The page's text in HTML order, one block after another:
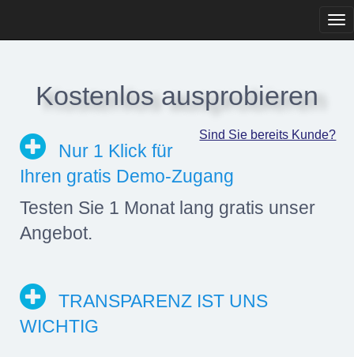
Kostenlos ausprobieren
Sind Sie bereits Kunde?
Nur 1 Klick für
Ihren gratis Demo-Zugang
Testen Sie 1 Monat lang gratis unser
Angebot.
TRANSPARENZ IST UNS
WICHTIG